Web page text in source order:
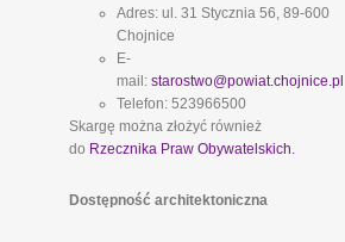
Adres: ul. 31 Stycznia 56, 89-600
Chojnice
E-
mail: starostwo@powiat.chojnice.pl
Telefon: 523966500
Skargę można złożyć również
do Rzecznika Praw Obywatelskich.
Dostępność architektoniczna